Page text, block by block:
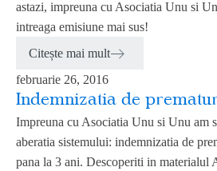
astazi, impreuna cu Asociatia Unu si
intreaga emisiune mai sus!
Citește mai mult
februarie 26, 2016
Indemnizatia de
Impreuna cu Asociatia Unu si Unu am
aberatia sistemului: indemnizatia de
pana la 3 ani. Descoperiti in materialul